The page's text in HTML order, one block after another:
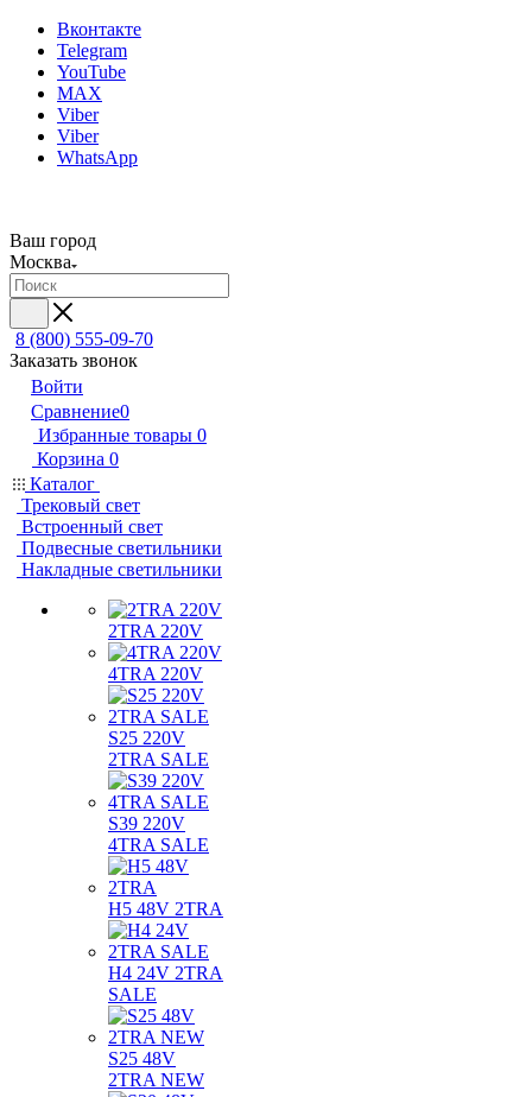
Вконтакте
Telegram
YouTube
MAX
Viber
Viber
WhatsApp
Ваш город
Москва
8 (800) 555-09-70
Заказать звонок
Войти
Сравнение0
Избранные товары 0
Корзина 0
Каталог
Трековый свет
Встроенный свет
Подвесные светильники
Накладные светильники
2TRA 220V
4TRA 220V
S25 220V
2TRA SALE
S39 220V
4TRA SALE
H5 48V 2TRA
H4 24V 2TRA
SALE
S25 48V
2TRA NEW